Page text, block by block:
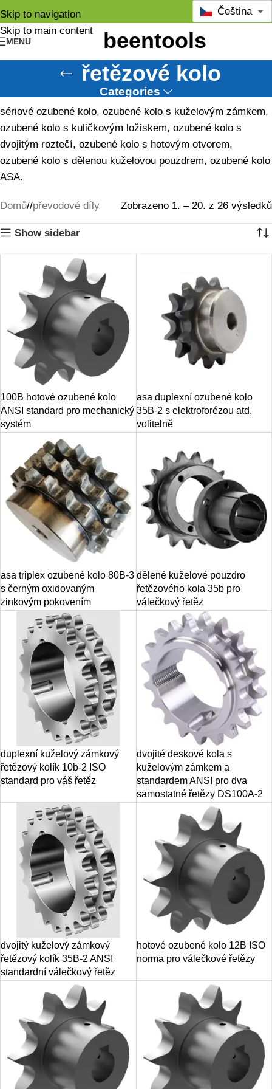
Skip to navigation
Skip to main content
MENU
Čeština
řetězové kolo
Categories
sériové ozubené kolo, ozubené kolo s kuželovým zámkem,
ozubené kolo s kuličkovým ložiskem, ozubené kolo s
dvojitým roztečí, ozubené kolo s hotovým otvorem,
ozubené kolo s dělenou kuželovou pouzdrem, ozubené kolo
ASA.
Domů/ převodové díly Zobrazeno 1. – 20. z 26 výsledků
Show sidebar
100B hotové ozubené kolo
ANSI standard pro mechanický
systém
asa duplexní ozubené kolo
35B-2 s elektroforézou atd.
volitelně
asa triplex ozubené kolo 80B-3
s černým oxidovaným
zinkovým pokovením
dělené kuželové pouzdro
řetězového kola 35b pro
válečkový řetěz
duplexní kuželový zámkový
řetězový kolík 10b-2 ISO
standard pro váš řetěz
dvojité deskové kola s
kuželovým zámkem a
standardem ANSI pro dva
samostatné řetězy DS100A-2
dvojitý kuželový zámkový
řetězový kolík 35B-2 ANSI
standardní válečkový řetěz
hotové ozubené kolo 12B ISO
norma pro válečkové řetězy